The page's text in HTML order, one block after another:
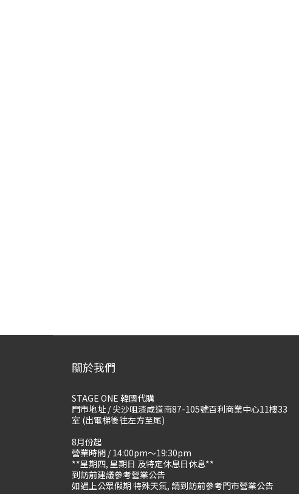
關於我們
STAGE ONE 韓國代購
門市地址 / 尖沙咀漆咸道南87-105號百利商業中心11樓33
室 (出電梯後往左方至尾)
8月份起
營業時間 / 14:00pm～19:30pm
**星期四, 星期日 及特定休息日休息**
到訪前建議參考營業公告
如遇上公眾假期 特殊天氣, 請到訪前參考門市營業公告